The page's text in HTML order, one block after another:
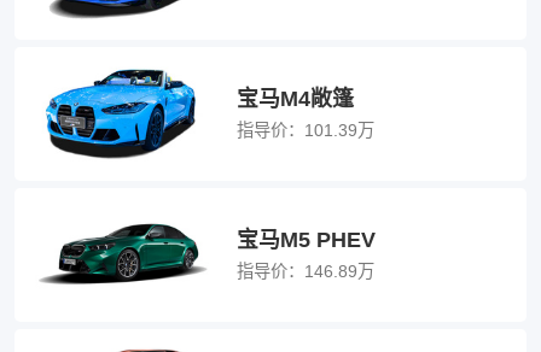
宝马M4敞篷
指导价： 101.39万
宝马M5 PHEV
指导价： 146.89万